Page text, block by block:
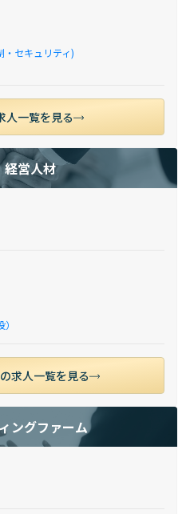
・セキュリティ)
人一覧を見る
経営人材
求人一覧を見る
ングファーム